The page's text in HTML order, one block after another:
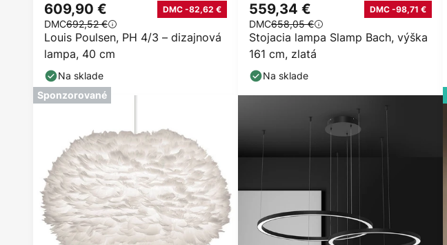
Louis Poulsen, PH 4/3 – dizajnová
lampa, 40 cm
609,90 € DMC -82,62 €
DMC692,52 €
Na sklade
Stojacia lampa Slamp Bach, výška
161 cm, zlatá
559,34 € DMC -98,71 €
DMC658,05 €
Na sklade
Sponzorované